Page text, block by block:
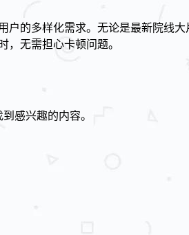
的多样化需求。无论是最新院线
无需担心卡顿问题。
感兴趣的内容。